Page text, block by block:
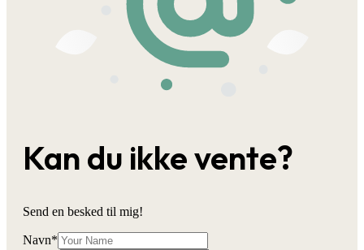
Kan du ikke vente?
Send en besked til mig!
Navn*